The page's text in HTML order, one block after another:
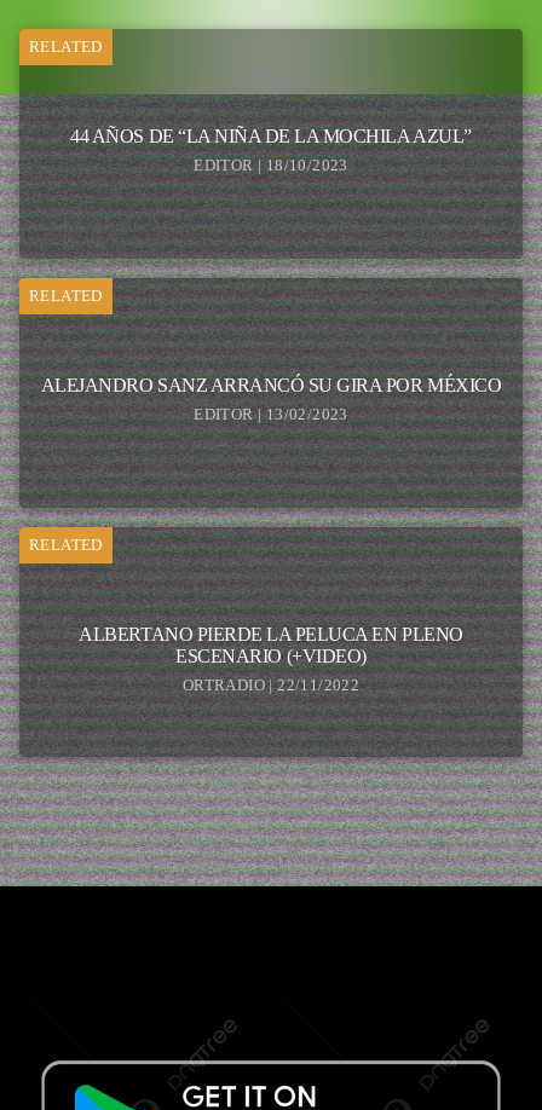
RELATED
44 AÑOS DE “LA NIÑA DE LA MOCHILA AZUL”
EDITOR | 18/10/2023
RELATED
ALEJANDRO SANZ ARRANCÓ SU GIRA POR MÉXICO
EDITOR | 13/02/2023
RELATED
ALBERTANO PIERDE LA PELUCA EN PLENO
ESCENARIO (+VIDEO)
ORTRADIO | 22/11/2022